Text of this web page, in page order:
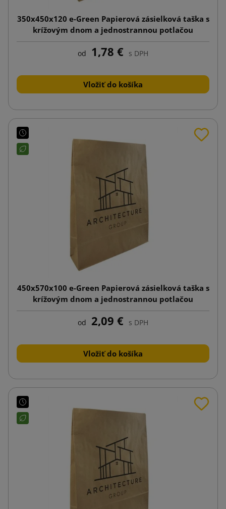
350x450x120 e-Green Papierová zásielková taška s
krížovým dnom a jednostrannou potlačou
od 1,78 € s DPH
Vložiť do košíka
450x570x100 e-Green Papierová zásielková taška s
krížovým dnom a jednostrannou potlačou
od 2,09 € s DPH
Vložiť do košíka